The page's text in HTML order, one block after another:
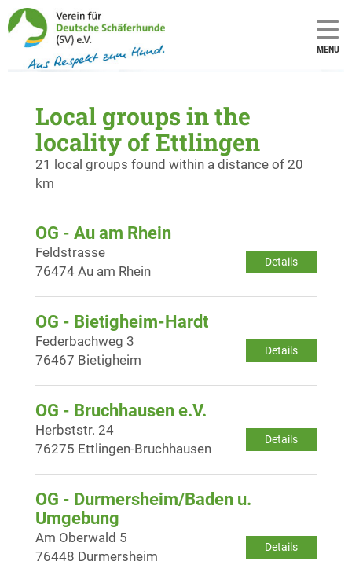
MENU
Local groups in the
locality of Ettlingen
21 local groups found within a distance of 20
km
OG - Au am Rhein
Details
Feldstrasse
76474 Au am Rhein
OG - Bietigheim-Hardt
Details
Federbachweg 3
76467 Bietigheim
OG - Bruchhausen e.V.
Details
Herbststr. 24
76275 Ettlingen-Bruchhausen
OG - Durmersheim/Baden u.
Umgebung
Details
Am Oberwald 5
76448 Durmersheim